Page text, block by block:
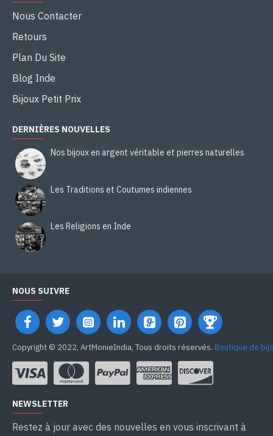
Nous Contacter
Retours
Plan Du Site
Blog Inde
Bijoux Petit Prix
DERNIÈRES NOUVELLES
Nos bijoux en argent véritable et pierres naturelles
Les Traditions et Coutumes indiennes
Les Religions en Inde
NOUS SUIVRE
Copyright © 2022, ArtMonieIndia, Tous droits réservés. Boutique de
NEWSLETTER
Restez à jour avec des nouvelles en vous inscrivant à